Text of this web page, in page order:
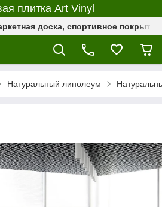
плитка Art Vinyl
доска, спортивное
Натуральный линолеум